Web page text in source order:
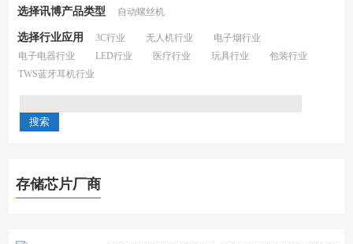
选择讯博产品类型 自动螺丝机
选择行业应用 3C行业 无人机行业
电子烟行业
电子电器行业
LED行业 医疗行业 玩具行业
包装行业
TWS蓝牙耳机行业
存储芯片厂商